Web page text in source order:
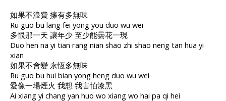
如果不浪費 擁有多無味
Ru guo bu lang fei yong you duo wu wei
多恨那一天 讓年少 至少能曇花一現
Duo hen na yi tian rang nian shao zhi shao neng tan hua yi
xian
如果不會變 永恆多無味
Ru guo bu hui bian yong heng duo wu wei
愛像一場煙火 我想 我害怕漆黑
Ai xiang yi chang yan huo wo xiang wo hai pa qi hei